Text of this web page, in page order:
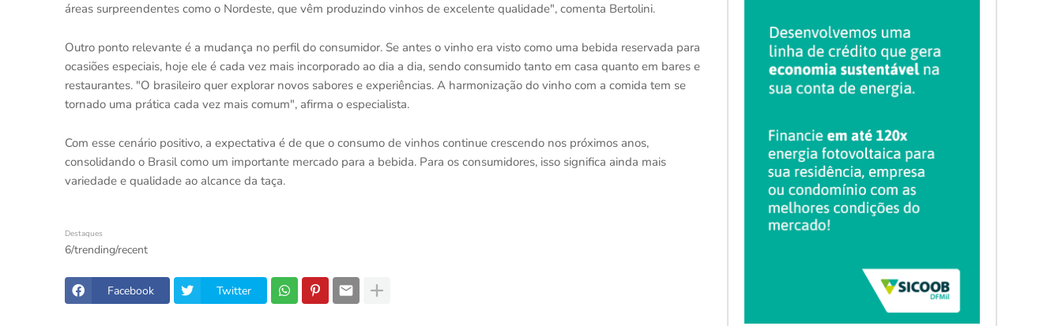
áreas surpreendentes como o Nordeste, que vêm produzindo vinhos de excelente qualidade", comenta Bertolini.
Outro ponto relevante é a mudança no perfil do consumidor. Se antes o vinho era visto como uma bebida reservada para
ocasiões especiais, hoje ele é cada vez mais incorporado ao dia a dia, sendo consumido tanto em casa quanto em bares e
restaurantes. "O brasileiro quer explorar novos sabores e experiências. A harmonização do vinho com a comida tem se
tornado uma prática cada vez mais comum", afirma o especialista.
Com esse cenário positivo, a expectativa é de que o consumo de vinhos continue crescendo nos próximos anos,
consolidando o Brasil como um importante mercado para a bebida. Para os consumidores, isso significa ainda mais
variedade e qualidade ao alcance da taça.
Destaques
6/trending/recent
Facebook Twitter